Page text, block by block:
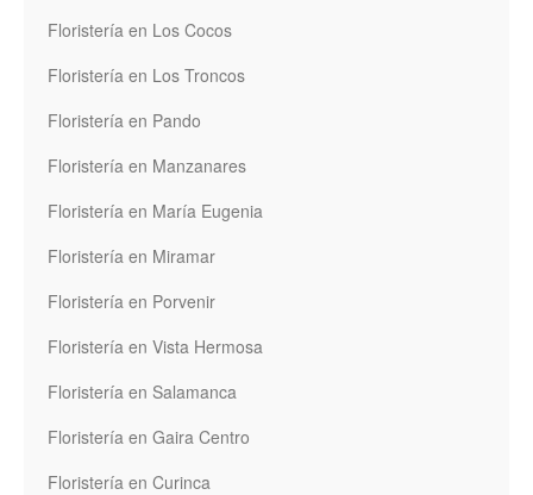
Floristería en Los Cocos
Floristería en Los Troncos
Floristería en Pando
Floristería en Manzanares
Floristería en María Eugenia
Floristería en Miramar
Floristería en Porvenir
Floristería en Vista Hermosa
Floristería en Salamanca
Floristería en Gaira Centro
Floristería en Curinca